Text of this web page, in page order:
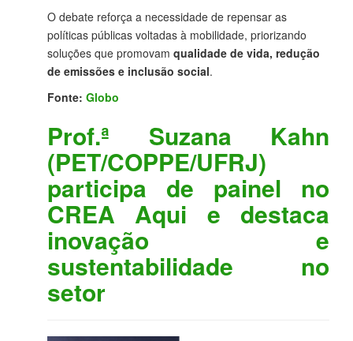
O debate reforça a necessidade de repensar as
políticas públicas voltadas à mobilidade, priorizando
soluções que promovam qualidade de vida, redução
de emissões e inclusão social.
Fonte: Globo
Prof.ª Suzana Kahn
(PET/COPPE/UFRJ)
participa de painel no
CREA Aqui e destaca
inovação e
sustentabilidade no
setor